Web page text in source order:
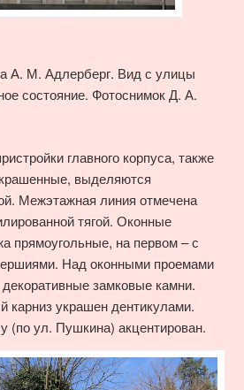
А. М. Адлерберг. Вид с улицы
состояние. Фотоснимок Д. А.
главного корпуса, также
выделяются
Межэтажная линия отмечена
тягой. Оконные
прямоугольные, на первом – с
Над оконными проемами
замковые камни.
карниз украшен дентикулами.
(по ул. Пушкина) акцентирован.